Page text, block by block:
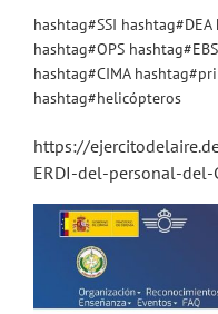
hashtag#SSI hashtag#DEA
hashtag#OPS hashtag#EBS
hashtag#CIMA hashtag#
hashtag#helicópteros
https://
ERDI-del-personal-del-